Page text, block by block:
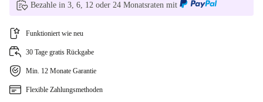
Bezahle in 3, 6, 12 oder 24 Monatsraten mit
Funktioniert wie neu
30 Tage gratis Rückgabe
Min. 12 Monate Garantie
Flexible Zahlungsmethoden